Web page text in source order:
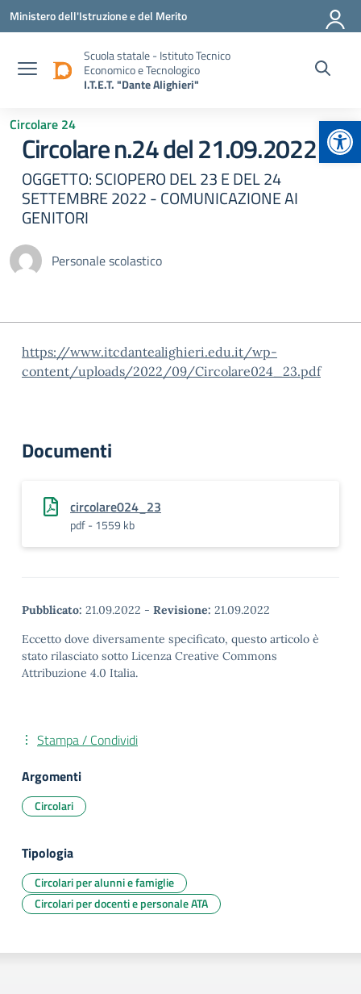
Vai ai contenuti
Vai al menu di navigazione
Vai al footer
Ministero dell'Istruzione e del Merito
Scuola statale - Istituto Tecnico
Economico e Tecnologico
I.T.E.T. "Dante Alighieri"
Circolare 24
Circolare n.24 del 21.09.2022
OGGETTO: SCIOPERO DEL 23 E DEL 24
SETTEMBRE 2022 - COMUNICAZIONE AI
GENITORI
Personale scolastico
https://www.itcdantealighieri.edu.it/wp-
content/uploads/2022/09/Circolare024_23.pdf
Documenti
circolare024_23
pdf - 1559 kb
Pubblicato: 21.09.2022 - Revisione: 21.09.2022
Eccetto dove diversamente specificato, questo articolo è
stato rilasciato sotto Licenza Creative Commons
Attribuzione 4.0 Italia.
Stampa / Condividi
Argomenti
Circolari
Tipologia
Circolari per alunni e famiglie
Circolari per docenti e personale ATA